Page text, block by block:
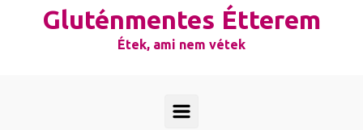
Gluténmentes Étterem
Étek, ami nem vétek